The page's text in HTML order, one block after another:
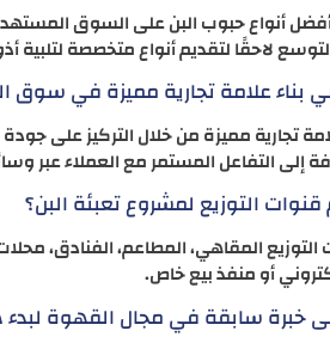
أفضل أنواع حبوب البن على السوق
لاحقًا لتقديم أنواع متخصصة لتلبية
بناء علامة تجارية مميزة في سوق
تجارية مميزة من خلال التركيز على
إلى التفاعل المستمر مع العملاء عبر
التوزيع لمشروع تعبئة البن؟
المقاهي، المطاعم، الفنادق،
أو منفذ بيع خاص.
خبرة سابقة في مجال القهوة